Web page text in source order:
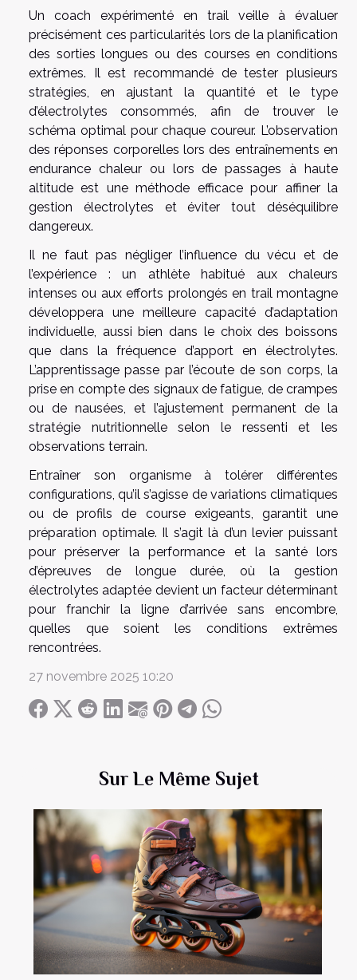
Sur Le Même Sujet
Un coach expérimenté en trail veille à évaluer
précisément ces particularités lors de la planification
des sorties longues ou des courses en conditions
extrêmes. Il est recommandé de tester plusieurs
stratégies, en ajustant la quantité et le type
d’électrolytes consommés, afin de trouver le
schéma optimal pour chaque coureur. L’observation
des réponses corporelles lors des entraînements en
endurance chaleur ou lors de passages à haute
altitude est une méthode efficace pour affiner la
gestion électrolytes et éviter tout déséquilibre
dangereux.
Il ne faut pas négliger l’influence du vécu et de
l’expérience : un athlète habitué aux chaleurs
intenses ou aux efforts prolongés en trail montagne
développera une meilleure capacité d’adaptation
individuelle, aussi bien dans le choix des boissons
que dans la fréquence d’apport en électrolytes.
L’apprentissage passe par l’écoute de son corps, la
prise en compte des signaux de fatigue, de crampes
ou de nausées, et l’ajustement permanent de la
stratégie nutritionnelle selon le ressenti et les
observations terrain.
Entraîner son organisme à tolérer différentes
configurations, qu’il s’agisse de variations climatiques
ou de profils de course exigeants, garantit une
préparation optimale. Il s’agit là d’un levier puissant
pour préserver la performance et la santé lors
d’épreuves de longue durée, où la gestion
électrolytes adaptée devient un facteur déterminant
pour franchir la ligne d’arrivée sans encombre,
quelles que soient les conditions extrêmes
rencontrées.
27 novembre 2025 10:20